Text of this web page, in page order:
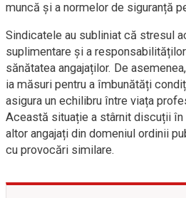
muncă și a normelor de siguranță
Sindicatele au subliniat că stresul
suplimentare și a
sănătatea angajaților. De
ia măsuri pentru a îmbunătăți
asigura un echilibru între viața
Această situație a stârnit discuții în
altor angajați din domeniul ordinii
cu provocări similare.